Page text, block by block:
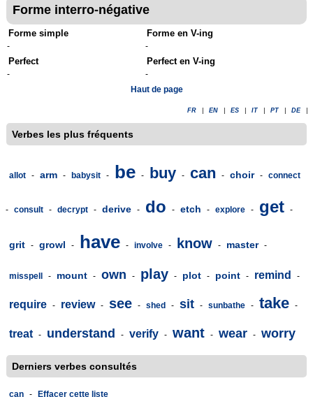
Forme interro-négative
Forme simple
-
Forme en V-ing
-
Perfect
-
Perfect en V-ing
-
Haut de page
FR EN ES IT PT DE
Verbes les plus fréquents
allot - arm - babysit - be - buy - can - choir - connect
- consult - decrypt - derive - do - etch - explore - get -
grit - growl - have - involve - know - master -
misspell - mount - own - play - plot - point - remind -
require - review - see - shed - sit - sunbathe - take -
treat - understand - verify - want - wear - worry
Derniers verbes consultés
can - Effacer cette liste